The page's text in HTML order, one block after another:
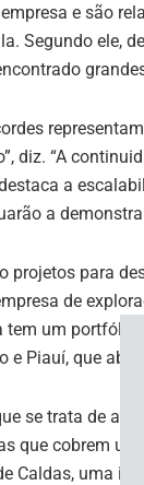
e são
Segundo ele,
diz. “A
a
a
projetos para
de
tem um portfólio
e Piauí, que
se trata de
que cobrem
Caldas, uma